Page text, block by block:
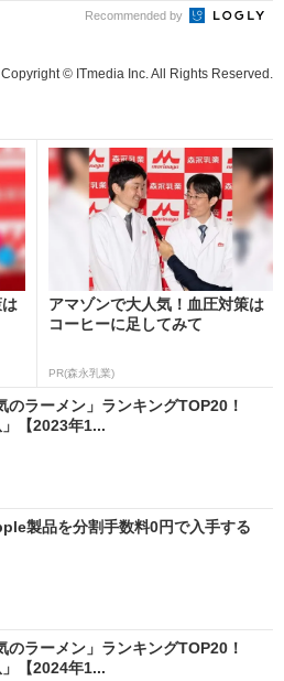
Recommended by
Copyright © ITmedia Inc. All Rights Reserved.
アマゾンで大人気！血圧対策は
コーヒーに足してみて
PR(森永乳業)
のラーメン」ランキングTOP20！
【2023年1...
製品を分割手数料0円で入手する
のラーメン」ランキングTOP20！
【2024年1...